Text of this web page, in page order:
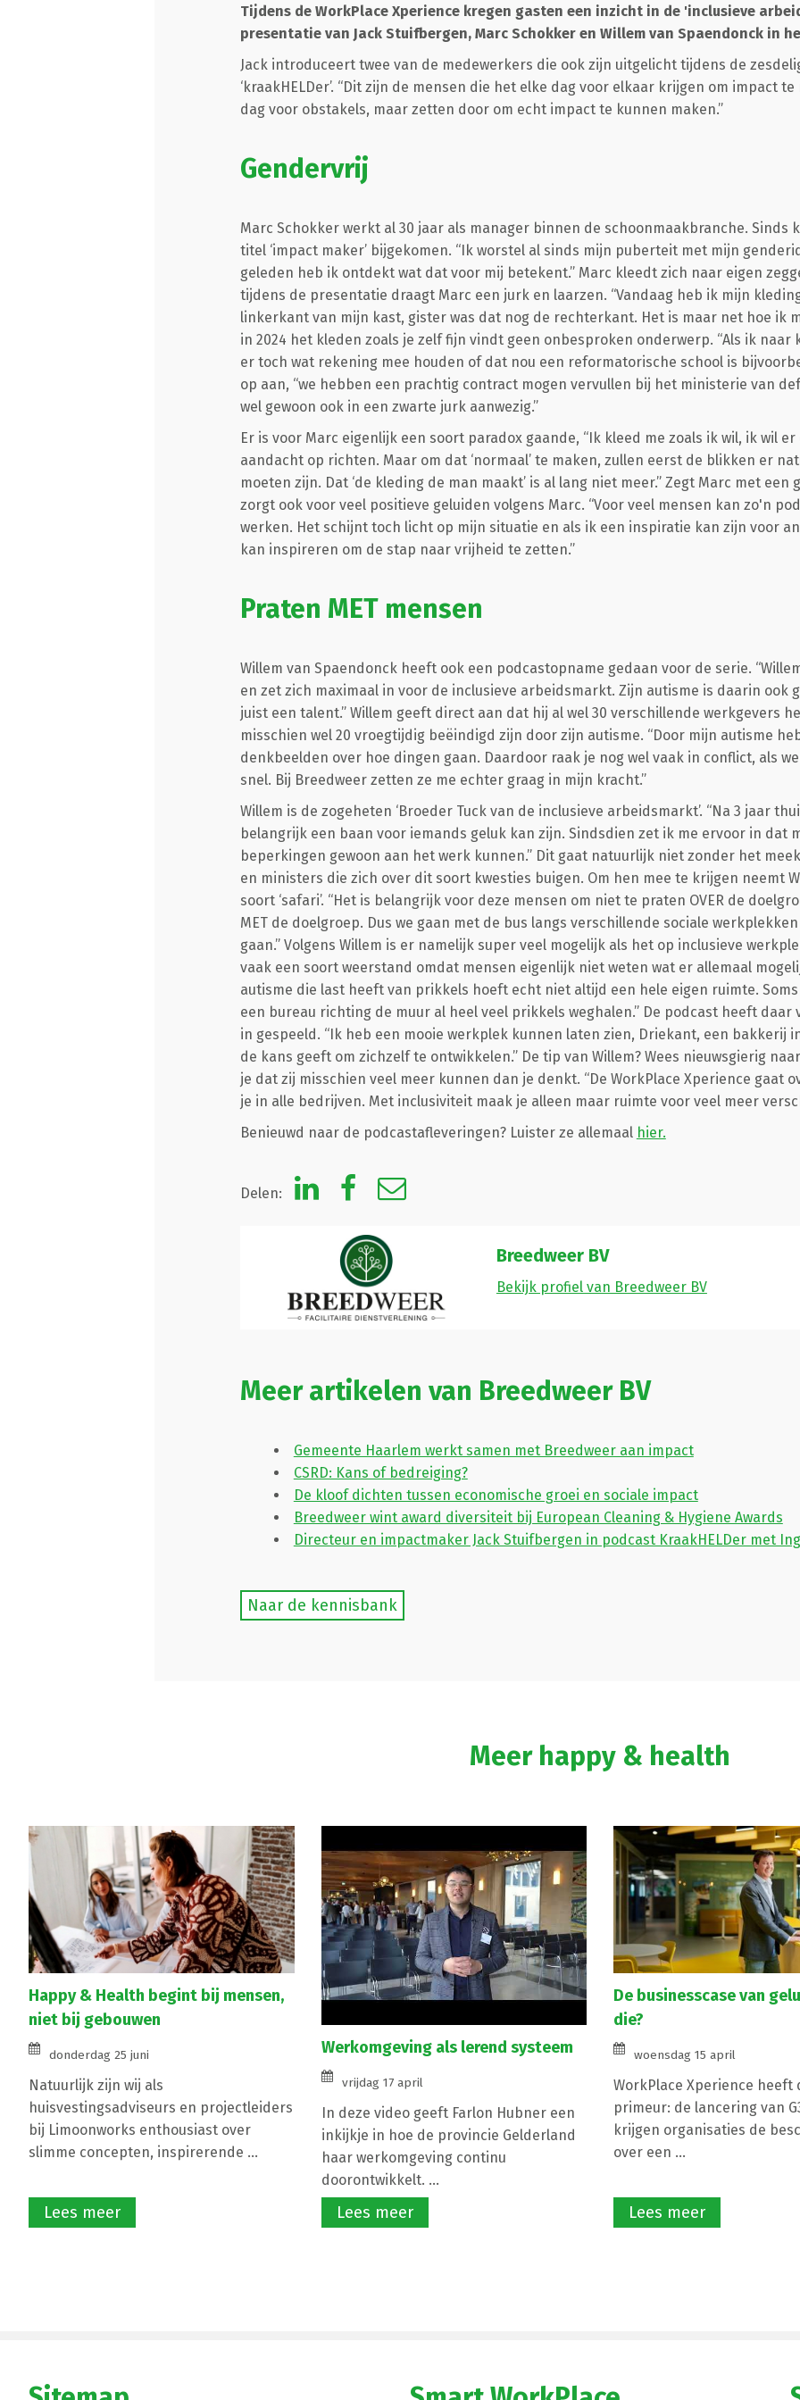
Tijdens de WorkPlace Xperience kregen gasten een inzicht in de 'inclusieve
presentatie van Jack Stuifbergen, Marc Schokker en Willem van Spaendonck in
Jack introduceert twee van de medewerkers die ook zijn uitgelicht tijdens de
‘kraakHELDer’. “Dit zijn de mensen die het elke dag voor elkaar krijgen om impact
dag voor obstakels, maar zetten door om echt impact te kunnen maken.”
Gendervrij
Marc Schokker werkt al 30 jaar als manager binnen de schoonmaakbranche. Sinds
titel ‘impact maker’ bijgekomen. “Ik worstel al sinds mijn puberteit met mijn
geleden heb ik ontdekt wat dat voor mij betekent.” Marc kleedt zich naar eigen
tijdens de presentatie draagt Marc een jurk en laarzen. “Vandaag heb ik mijn
linkerkant van mijn kast, gister was dat nog de rechterkant. Het is maar net hoe ik
in 2024 het kleden zoals je zelf fijn vindt geen onbesproken onderwerp. “Als ik naar
er toch wat rekening mee houden of dat nou een reformatorische school is
op aan, “we hebben een prachtig contract mogen vervullen bij het ministerie van
wel gewoon ook in een zwarte jurk aanwezig.”
Er is voor Marc eigenlijk een soort paradox gaande, “Ik kleed me zoals ik wil, ik wil
aandacht op richten. Maar om dat ‘normaal’ te maken, zullen eerst de blikken er
moeten zijn. Dat ‘de kleding de man maakt’ is al lang niet meer.” Zegt Marc met een
zorgt ook voor veel positieve geluiden volgens Marc. “Voor veel mensen kan zo'n
werken. Het schijnt toch licht op mijn situatie en als ik een inspiratie kan zijn voor
kan inspireren om de stap naar vrijheid te zetten.”
Praten MET mensen
Willem van Spaendonck heeft ook een podcastopname gedaan voor de serie.
en zet zich maximaal in voor de inclusieve arbeidsmarkt. Zijn autisme is daarin ook
juist een talent.” Willem geeft direct aan dat hij al wel 30 verschillende werkgevers
misschien wel 20 vroegtijdig beëindigd zijn door zijn autisme. “Door mijn autisme
denkbeelden over hoe dingen gaan. Daardoor raak je nog wel vaak in conflict, als
snel. Bij Breedweer zetten ze me echter graag in mijn kracht.”
Willem is de zogeheten ‘Broeder Tuck van de inclusieve arbeidsmarkt’. “Na 3 jaar
belangrijk een baan voor iemands geluk kan zijn. Sindsdien zet ik me ervoor in dat
beperkingen gewoon aan het werk kunnen.” Dit gaat natuurlijk niet zonder het
en ministers die zich over dit soort kwesties buigen. Om hen mee te krijgen neemt
soort ‘safari’. “Het is belangrijk voor deze mensen om niet te praten OVER de
MET de doelgroep. Dus we gaan met de bus langs verschillende sociale
gaan.” Volgens Willem is er namelijk super veel mogelijk als het op inclusieve
vaak een soort weerstand omdat mensen eigenlijk niet weten wat er allemaal
autisme die last heeft van prikkels hoeft echt niet altijd een hele eigen ruimte.
een bureau richting de muur al heel veel prikkels weghalen.” De podcast heeft daar
in gespeeld. “Ik heb een mooie werkplek kunnen laten zien, Driekant, een bakkerij
de kans geeft om zichzelf te ontwikkelen.” De tip van Willem? Wees nieuwsgierig
je dat zij misschien veel meer kunnen dan je denkt. “De WorkPlace Xperience gaat
je in alle bedrijven. Met inclusiviteit maak je alleen maar ruimte voor veel meer
Benieuwd naar de podcastafleveringen? Luister ze allemaal hier.
Delen:
Breedweer BV
Bekijk profiel van Breedweer BV
Meer artikelen van Breedweer BV
Gemeente Haarlem werkt samen met Breedweer aan impact
CSRD: Kans of bedreiging?
De kloof dichten tussen economische groei en sociale impact
Breedweer wint award diversiteit bij European Cleaning & Hygiene Awards
Directeur en impactmaker Jack Stuifbergen in podcast KraakHELDer met
Naar de kennisbank
Meer happy & health
Happy & Health begint bij mensen,
niet bij gebouwen
donderdag 25 juni
Natuurlijk zijn wij als
huisvestingsadviseurs en projectleiders
bij Limoonworks enthousiast over
slimme concepten, inspirerende ...
Lees meer
Werkomgeving als lerend systeem
vrijdag 17 april
In deze video geeft Farlon Hubner een
inkijkje in hoe de provincie Gelderland
haar werkomgeving continu
doorontwikkelt. ...
Lees meer
De businesscase van
die?
woensdag 15 april
WorkPlace Xperience heeft
primeur: de lancering van
krijgen organisaties de
over een ...
Lees meer